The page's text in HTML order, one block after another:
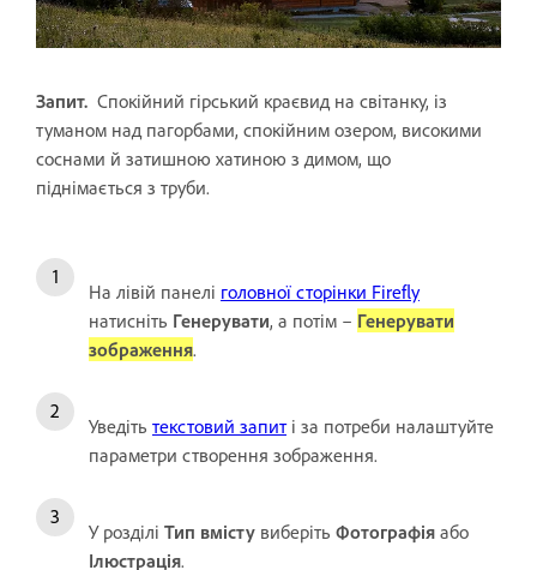
Запит. Спокійний гірський краєвид на світанку, із
туманом над пагорбами, спокійним озером, високими
соснами й затишною хатиною з димом, що
піднімається з труби.
На лівій панелі головної сторінки Firefly
натисніть Генерувати, а потім – Генерувати
зображення.
Уведіть текстовий запиті за потреби налаштуйте
параметри створення зображення.
У розділі Тип вмісту виберіть Фотографія або
Ілюстрація.